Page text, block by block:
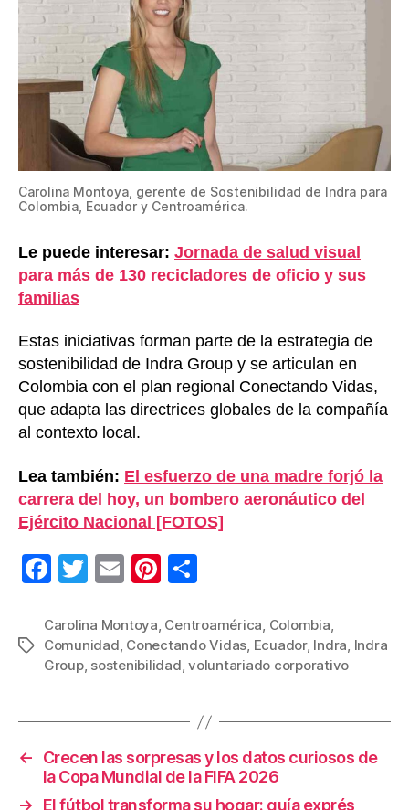
Carolina Montoya, gerente de Sostenibilidad de Indra para
Colombia, Ecuador y Centroamérica.
Le puede interesar: Jornada de salud visual
para más de 130 recicladores de oficio y sus
familias
Estas iniciativas forman parte de la estrategia de
sostenibilidad de Indra Group y se articulan en
Colombia con el plan regional Conectando Vidas,
que adapta las directrices globales de la compañía
al contexto local.
Lea también: El esfuerzo de una madre forjó la
carrera del hoy, un bombero aeronáutico del
Ejército Nacional [FOTOS]
F
c
e
o
o
k
T
tt
er
E
ail
Pi
er
e
m
p
tir
Etiquetas
Carolina Montoya, Centroamérica, Colombia,
Comunidad, Conectando Vidas, Ecuador, Indra, Indra
Group, sostenibilidad,voluntariado corporativo
←
Crecen las sorpresas y los datos curiosos de
la Copa Mundial de la FIFA 2026
→
El fútbol transforma su hogar: guía exprés